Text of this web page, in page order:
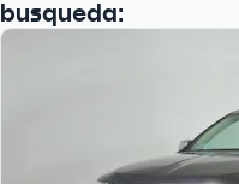
busqueda: